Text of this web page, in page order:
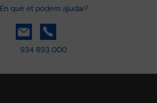
En què et podem ajudar?
934 893 000